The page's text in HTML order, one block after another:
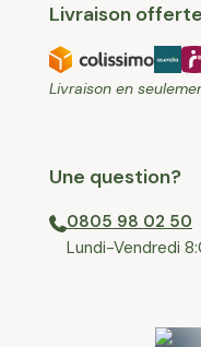
Livraison
Livraison en
Une question?
0805 98 02 50
⁠Lundi-Vendredi